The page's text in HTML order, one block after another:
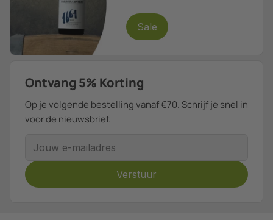
Sale
Ontvang 5% Korting
Op je volgende bestelling vanaf €70. Schrijf je snel in
voor de nieuwsbrief.
Verstuur